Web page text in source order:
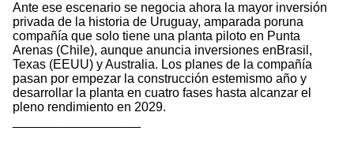
Ante ese escenario se negocia ahora la mayor inversión
privada de la historia de Uruguay, amparada poruna
compañía que solo tiene una planta piloto en Punta
Arenas (Chile), aunque anuncia inversiones enBrasil,
Texas (EEUU) y Australia. Los planes de la compañía
pasan por empezar la construcción estemismo año y
desarrollar la planta en cuatro fases hasta alcanzar el
pleno rendimiento en 2029.